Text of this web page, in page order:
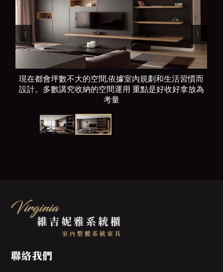
〈
現在都會坪數不大的空間,依據室內規劃和生活習慣而
設計。多數講究收納的空間運用 重點是好收好拿放為
考量
〉
聯絡我們